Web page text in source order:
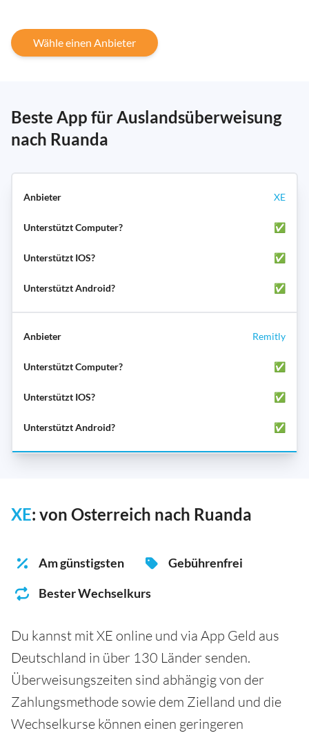
Wähle einen Anbieter
Beste App für Auslandsüberweisung
nach Ruanda
XE
✅
✅
✅
Remitly
✅
✅
✅
XE: von Osterreich nach Ruanda
Am günstigsten
Gebührenfrei
Bester Wechselkurs
Du kannst mit XE online und via App Geld aus
Deutschland in über 130 Länder senden.
Überweisungszeiten sind abhängig von der
Zahlungsmethode sowie dem Zielland und die
Wechselkurse können einen geringeren